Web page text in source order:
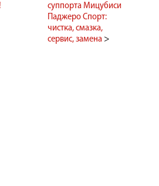
суппорта Мицубиси
Паджеро Спорт:
чистка, смазка,
сервис, замена >